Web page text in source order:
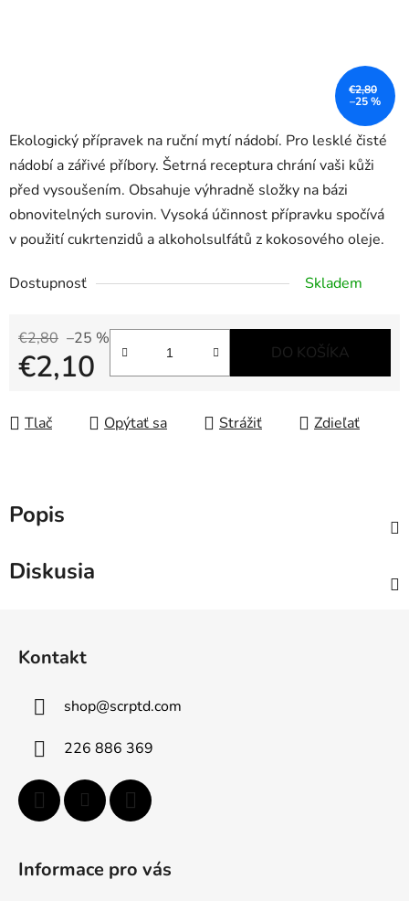
Ekologický přípravek na ruční mytí nádobí. Pro lesklé čisté
nádobí a zářivé příbory. Šetrná receptura chrání vaši kůži
před vysoušením. Obsahuje výhradně složky na bázi
obnovitelných surovin. Vysoká účinnost přípravku spočívá
v použití cukrtenzidů a alkoholsulfátů z kokosového oleje.
Dostupnosť Skladem
€2,80 –25 %
€2,10 DO KOŠÍKA
Tlač Opýtať sa Strážiť Zdieľať
€2,80
–25 %
Popis
Diskusia
Kontakt
shop@scrptd.com
226 886 369
Informace pro vás